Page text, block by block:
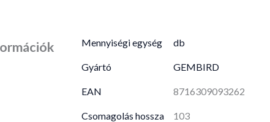
Mennyiségi egység db
Gyártó GEMBIRD
EAN 8716309093262
Csomagolás hossza 103